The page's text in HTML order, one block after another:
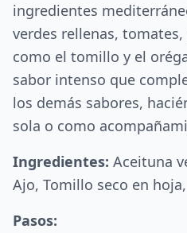
ingredientes
verdes rellenas,
como el tomillo y el
sabor intenso que
los demás sabores,
sola o como
Ingredientes: Aceituna
Ajo, Tomillo seco en
Pasos: